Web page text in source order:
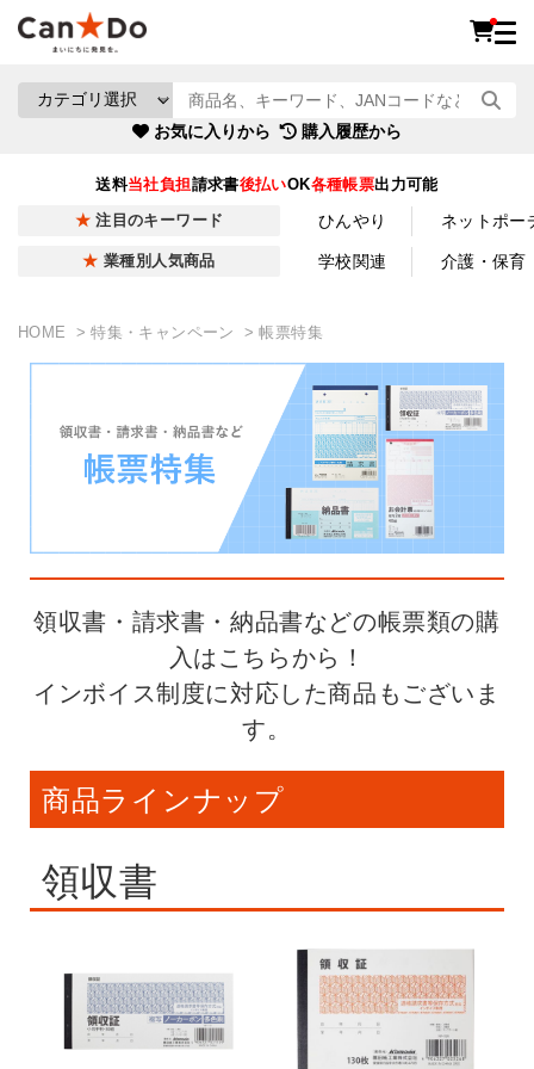
お気に入りから 購入履歴から
送料当社負担請求書後払いOK各種帳票出力可能
注目のキーワード ひんやり ネットポー
業種別人気商品 学校関連 介護・保育
HOME 特集・キャンペーン 帳票特集
領収書・請求書・納品書などの帳票類の購
入はこちらから！
インボイス制度に対応した商品もございま
す。
商品ラインナップ
領収書